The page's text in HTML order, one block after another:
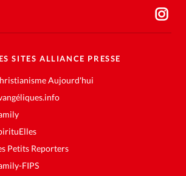
SITES ALLIANCE PRESSE
Aujourd'hui
Petits Reporters
FIPS